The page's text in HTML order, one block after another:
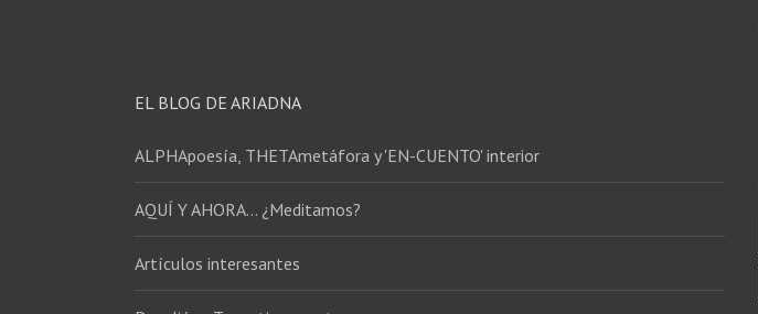
EL BLOG DE ARIADNA
ALPHApoesía, THETAmetáfora y 'EN-CUENTO' interior
AQUÍ Y AHORA… ¿Meditamos?
Artículos interesantes